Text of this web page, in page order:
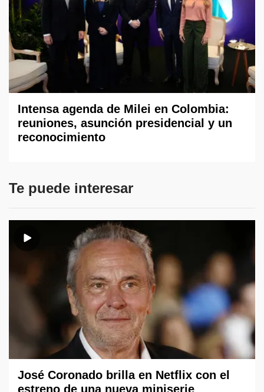
Intensa agenda de Milei en Colombia:
reuniones, asunción presidencial y un
reconocimiento
Te puede interesar
José Coronado brilla en Netflix con el
estreno de una nueva miniserie